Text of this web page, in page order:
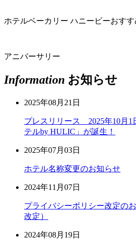
ホテルベーカリー ハニービーおすす
アニバーサリー
Information お知らせ
2025年08月21日
プレスリリース 2025年10月1
テルby HULIC」が誕生！
2025年07月03日
ホテル名称変更のお知らせ
2024年11月07日
プライバシーポリシー改定の
改定）
2024年08月19日